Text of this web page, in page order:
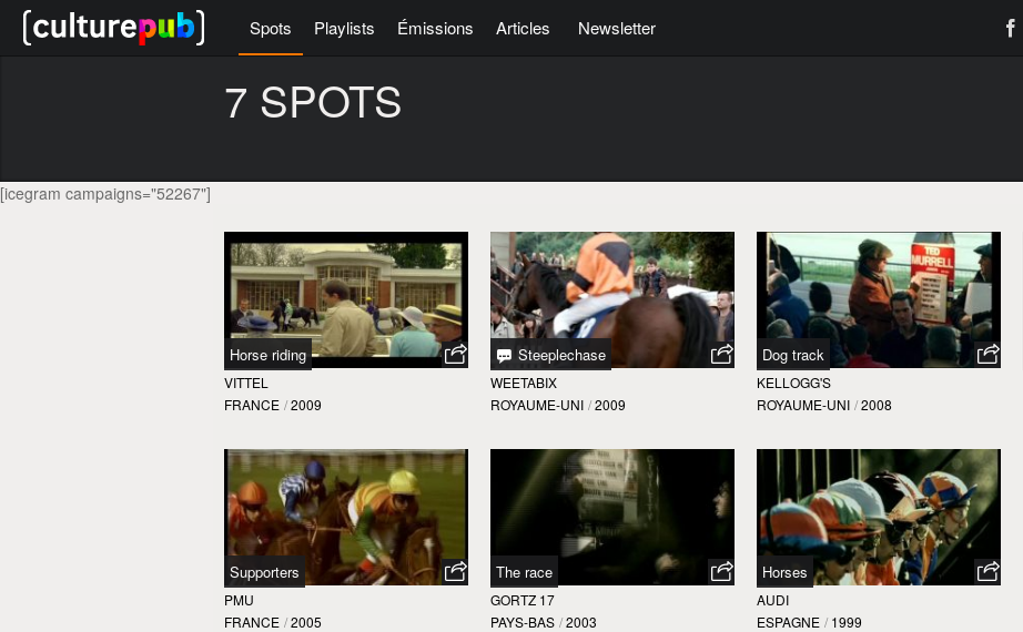
Spots Playlists Émissions Articles Newsletter
7 SPOTS
[icegram campaigns="52267"]
Horse riding
VITTEL
FRANCE / 2009
Steeplechase
WEETABIX
ROYAUME-UNI / 2009
Dog track
KELLOGG'S
ROYAUME-UNI / 2008
Supporters
PMU
FRANCE / 2005
The race
GORTZ 17
PAYS-BAS / 2003
Horses
AUDI
ESPAGNE / 1999